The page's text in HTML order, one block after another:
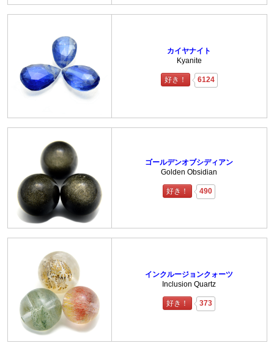
カイヤナイト
Kyanite
好き！ 6124
ゴールデンオブシディアン
Golden Obsidian
好き！ 490
インクルージョンクォーツ
Inclusion Quartz
好き！ 373